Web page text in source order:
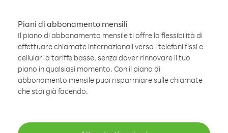
Piani di abbonamento mensili
Il piano di abbonamento mensile ti offre la flessibilità di
effettuare chiamate internazionali verso i telefoni fissi e
cellulari a tariffe basse, senza dover rinnovare il tuo
piano in qualsiasi momento. Con il piano di
abbonamento mensile puoi risparmiare sulle chiamate
che stai già facendo.